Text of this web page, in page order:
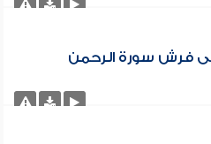
فرش سورة الرحمن